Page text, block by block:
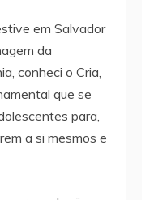
em Salvador
da
conheci o Cria,
que se
para,
a si mesmos e